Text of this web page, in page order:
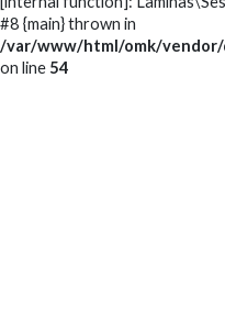
#8 {main} thrown in
/var/www/html/omk/
on line 54